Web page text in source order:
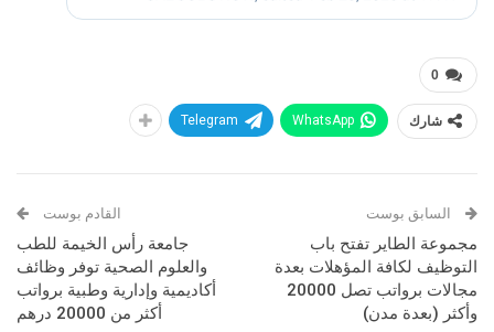
0
شارك WhatsApp
Telegram
السابق بوست
مجموعة الطاير تفتح باب
التوظيف لكافة المؤهلات بعدة
مجالات برواتب تصل 20000
وأكثر (بعدة مدن)
القادم بوست
جامعة رأس الخيمة للطب
والعلوم الصحية توفر وظائف
أكاديمية وإدارية وطبية برواتب
أكثر من 20000 درهم